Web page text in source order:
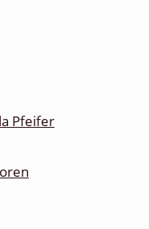
Pfeifer